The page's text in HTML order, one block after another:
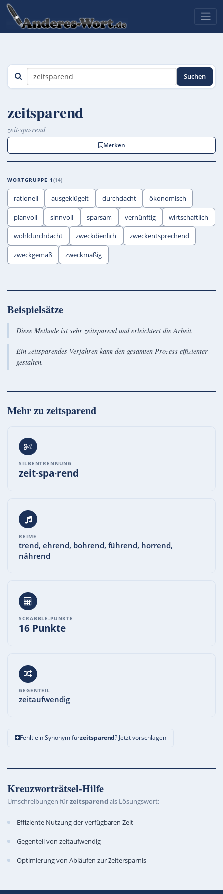
Suchen
zeitsparend
zeit·spa·rend
Merken
WORTGRUPPE 1 14
rationell ausgeklügelt durchdacht ökonomisch
planvoll sinnvoll sparsam vernünftig wirtschaftlich
wohldurchdacht zweckdienlich zweckentsprechend
zweckgemäß zweckmäßig
Beispielsätze
Diese Methode ist sehr zeitsparend und erleichtert die Arbeit.
Ein zeitsparendes Verfahren kann den gesamten Prozess effizienter
gestalten.
Mehr zuzeitsparend
SILBENTRENNUNG
zeit·spa·rend
REIME
trend, ehrend, bohrend, führend, horrend,
nährend
SCRABBLE-PUNKTE
16 Punkte
GEGENTEIL
zeitaufwendig
Fehlt ein Synonym fürzeitsparend? Jetzt vorschlagen
Kreuzworträtsel-Hilfe
Umschreibungen fürzeitsparendals Lösungswort:
Effiziente Nutzung der verfügbaren Zeit
Gegenteil von zeitaufwendig
Optimierung von Abläufen zur Zeitersparnis